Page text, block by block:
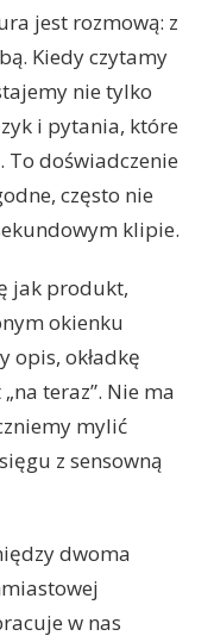
jest rozmową: z
Kiedy czytamy
nie tylko
i pytania, które
To doświadczenie
często nie
klipie.
jak produkt,
okienku
opis, okładkę
teraz”. Nie ma
mylić
z sensowną
dwoma
w nas